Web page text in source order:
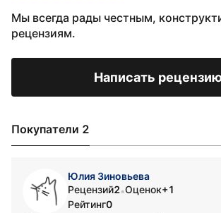
Мы всегда рады честным,
рецензиям.
Написать
Покупатели 2
Юлия Зиновьева
Рецензий2•Оценок+1
Рейтинг0